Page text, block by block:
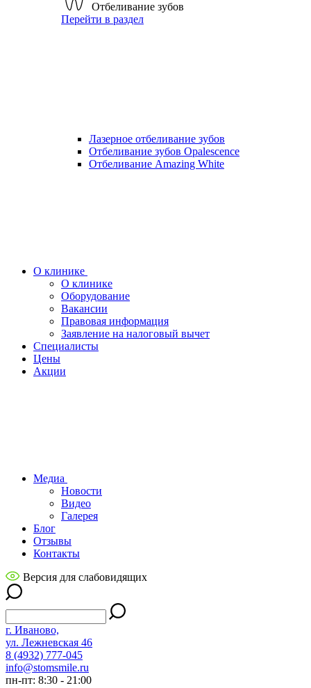
Отбеливание зубов
Перейти в раздел
Лазерное отбеливание зубов
Отбеливание зубов Opalescence
Отбеливание Amazing White
О клинике
О клинике
Оборудование
Вакансии
Правовая информация
Заявление на налоговый вычет
Специалисты
Цены
Акции
Медиа
Новости
Видео
Галерея
Блог
Отзывы
Контакты
Версия для слабовидящих
г. Иваново,
ул. Лежневская 46
8 (4932) 777-045
info@stomsmile.ru
пн-пт: 8:30 - 21:00